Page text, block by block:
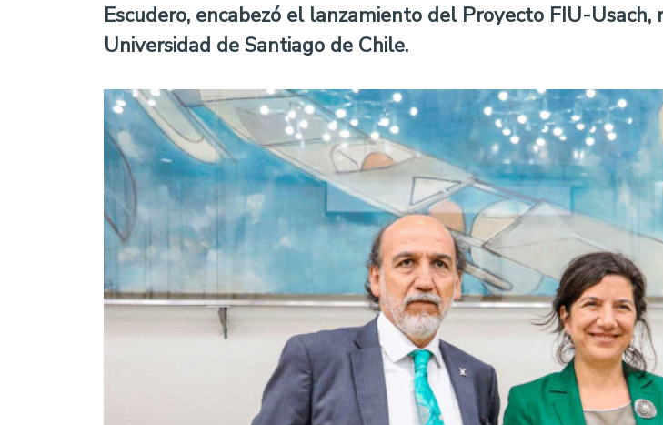
Escudero, encabezó ellanzamiento del Proyecto FIU-Usach,
Universidad de Santiago de Chile.